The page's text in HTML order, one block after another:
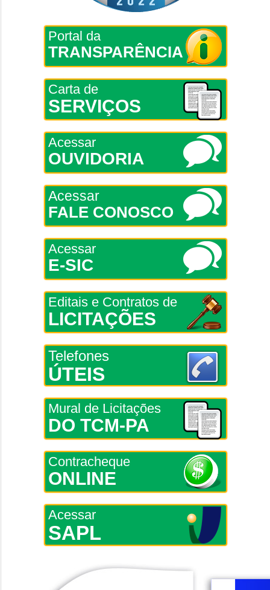
Portal da
TRANSPARÊNCIA
Carta de
SERVIÇOS
Acessar
OUVIDORIA
Acessar
FALE CONOSCO
Acessar
E-SIC
Editais e Contratos de
LICITAÇÕES
Telefones
ÚTEIS
Mural de Licitações
DO TCM-PA
Contracheque
ONLINE
Acessar
SAPL